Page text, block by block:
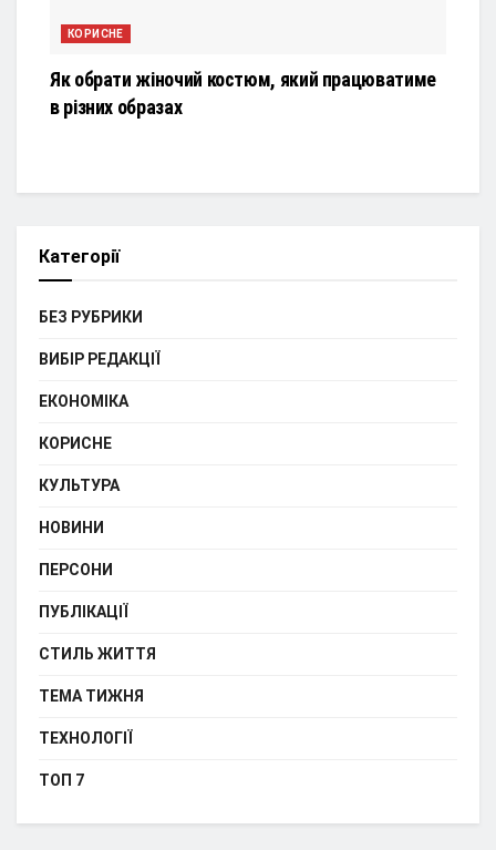
КОРИСНЕ
Як обрати жіночий костюм, який працюватиме
в різних образах
Категорії
БЕЗ РУБРИКИ
ВИБІР РЕДАКЦІЇ
ЕКОНОМІКА
КОРИСНЕ
КУЛЬТУРА
НОВИНИ
ПЕРСОНИ
ПУБЛІКАЦІЇ
СТИЛЬ ЖИТТЯ
ТЕМА ТИЖНЯ
ТЕХНОЛОГІЇ
ТОП 7